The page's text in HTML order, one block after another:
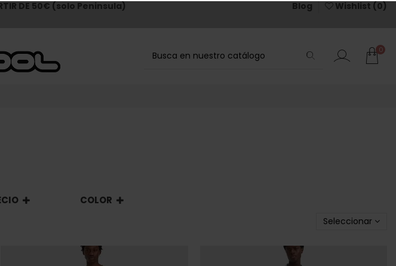
DE 50€ (solo Peninsula) Blog Wishlist (0)
0
COLOR
Seleccionar